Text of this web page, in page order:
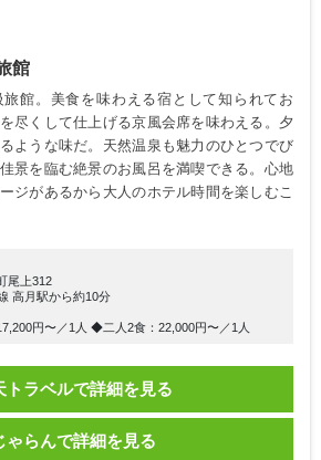
館
館。美食を味わえる宿として知られてお
尽くして仕上げる京風会席を味わえる。夕
ような味だ。天然温泉も魅力のひとつでび
景を臨む絶景のお風呂を満喫できる。心地
ジがあるから大人のホテル時間を楽しむこ
尾上312
高月駅から約10分
円〜／1人 ◆二人2食：22,000円〜／1人
トラベルで詳細を見る
ゃらんで詳細を見る